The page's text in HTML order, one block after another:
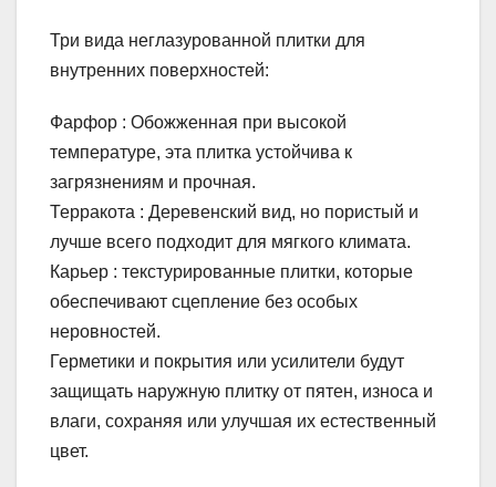
Три вида неглазурованной плитки для
внутренних поверхностей:
Фарфор : Обожженная при высокой
температуре, эта плитка устойчива к
загрязнениям и прочная.
Терракота : Деревенский вид, но пористый и
лучше всего подходит для мягкого климата.
Карьер : текстурированные плитки, которые
обеспечивают сцепление без особых
неровностей.
Герметики и покрытия или усилители будут
защищать наружную плитку от пятен, износа и
влаги, сохраняя или улучшая их естественный
цвет.